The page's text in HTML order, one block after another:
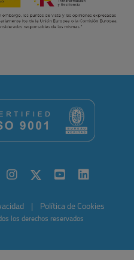
Política de Cookies
los derechos reservados